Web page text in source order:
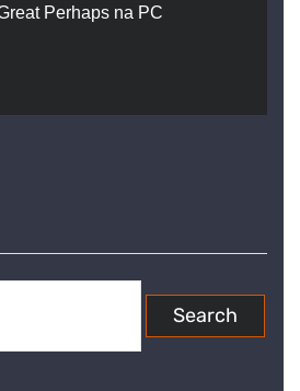
Perhaps na PC